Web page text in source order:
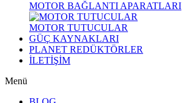
MOTOR BAĞLANTI APARATLARI
MOTOR TUTUCULAR
GÜÇ KAYNAKLARI
PLANET REDÜKTÖRLER
İLETİŞİM
Menü